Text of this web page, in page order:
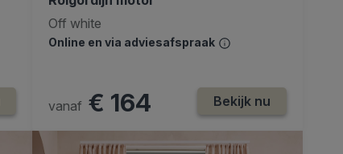
Off white
Online en via adviesafspraak
vanaf € 164 Bekijk nu